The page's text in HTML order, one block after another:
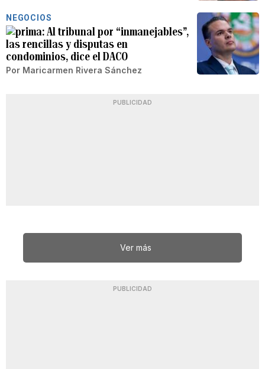
NEGOCIOS
Al tribunal por “inmanejables”,
las rencillas y disputas en
condominios, dice el DACO
Por Maricarmen Rivera Sánchez
PUBLICIDAD
Ver más
PUBLICIDAD